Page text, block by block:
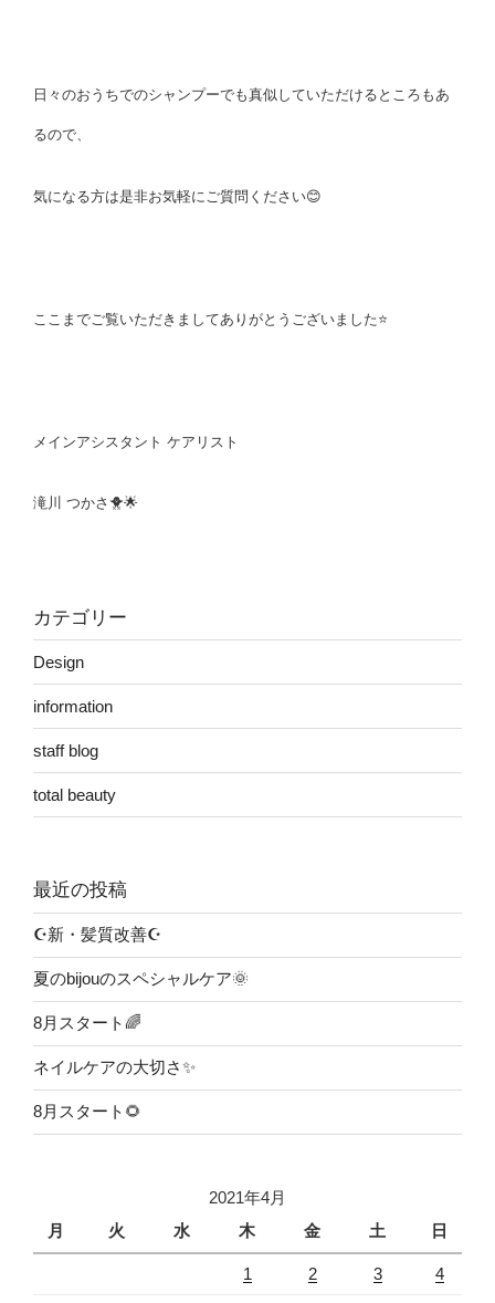
日々のおうちでのシャンプーでも真似していただけるところもあ
るので、
気になる方は是非お気軽にご質問ください😊
ここまでご覧いただきましてありがとうございました⭐
メインアシスタント ケアリスト
滝川 つかさ🐥🌟
カテゴリー
Design
information
staff blog
total beauty
最近の投稿
☪️新・髪質改善☪️
夏のbijouのスペシャルケア🌞
8月スタート🌈
ネイルケアの大切さ✨
8月スタート🌻
2021年4月
月
火 水 木 金 土 日
1 2 3 4